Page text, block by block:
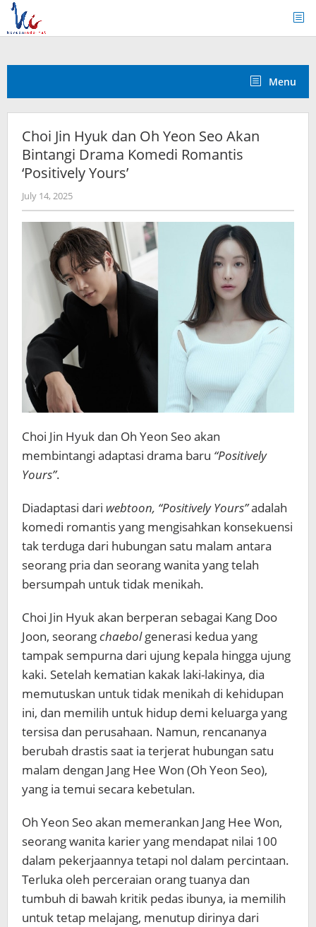
Skip
content
Menu
Choi Jin Hyuk dan Oh Yeon Seo Akan
Bintangi Drama Komedi Romantis
‘Positively Yours’
July 14, 2025by
wndwnrt
Choi Jin Hyuk dan Oh Yeon Seo akan
membintangi adaptasi drama baru “Positively
Yours”.
Diadaptasi dari webtoon, “Positively Yours”adalah
komedi romantis yang mengisahkan konsekuensi
tak terduga dari hubungan satu malam antara
seorang pria dan seorang wanita yang telah
bersumpah untuk tidak menikah.
Choi Jin Hyuk akan berperan sebagai Kang Doo
Joon, seorangchaebolgenerasi kedua yang
tampak sempurna dari ujung kepala hingga ujung
kaki. Setelah kematian kakak laki-lakinya, dia
memutuskan untuk tidak menikah di kehidupan
ini, dan memilih untuk hidup demi keluarga yang
tersisa dan perusahaan. Namun, rencananya
berubah drastis saat ia terjerat hubungan satu
malam dengan Jang Hee Won (Oh Yeon Seo),
yang ia temui secara kebetulan.
Oh Yeon Seo akan memerankan Jang Hee Won,
seorang wanita karier yang mendapat nilai 100
dalam pekerjaannya tetapi nol dalam percintaan.
Terluka oleh perceraian orang tuanya dan
tumbuh di bawah kritik pedas ibunya, ia memilih
untuk tetap melajang, menutup dirinya dari